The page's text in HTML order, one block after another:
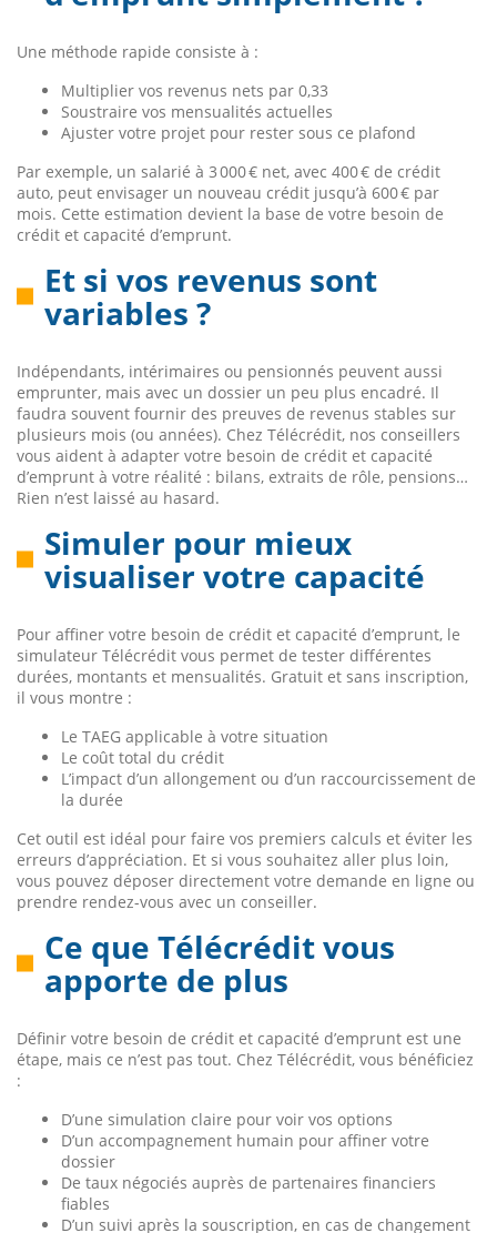
Une méthode rapide consiste à :
Multiplier vos revenus nets par 0,33
Soustraire vos mensualités actuelles
Ajuster votre projet pour rester sous ce plafond
Par exemple, un salarié à 3 000 € net, avec 400 € de crédit
auto, peut envisager un nouveau crédit jusqu’à 600 € par
mois. Cette estimation devient la base de votre besoin de
crédit et capacité d’emprunt.
Et si vos revenus sont
variables ?
Indépendants, intérimaires ou pensionnés peuvent aussi
emprunter, mais avec un dossier un peu plus encadré. Il
faudra souvent fournir des preuves de revenus stables sur
plusieurs mois (ou années). Chez Télécrédit, nos conseillers
vous aident à adapter votre besoin de crédit et capacité
d’emprunt à votre réalité : bilans, extraits de rôle, pensions…
Rien n’est laissé au hasard.
Simuler pour mieux
visualiser votre capacité
Pour affiner votre besoin de crédit et capacité d’emprunt, le
simulateur Télécrédit vous permet de tester différentes
durées, montants et mensualités. Gratuit et sans inscription,
il vous montre :
Le TAEG applicable à votre situation
Le coût total du crédit
L’impact d’un allongement ou d’un raccourcissement de
la durée
Cet outil est idéal pour faire vos premiers calculs et éviter les
erreurs d’appréciation. Et si vous souhaitez aller plus loin,
vous pouvez déposer directement votre demande en ligne ou
prendre rendez-vous avec un conseiller.
Ce que Télécrédit vous
apporte de plus
Définir votre besoin de crédit et capacité d’emprunt est une
étape, mais ce n’est pas tout. Chez Télécrédit, vous bénéficiez
:
D’une simulation claire pour voir vos options
D’un accompagnement humain pour affiner votre
dossier
De taux négociés auprès de partenaires financiers
fiables
D’un suivi après la souscription, en cas de changement